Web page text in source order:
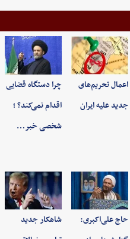
اعمال تحریم‌های
جدید علیه ایران
چرا دستگاه قضایی
اقدام نمی‌کند؟ ؛
شخصی خبر…
حاج علی‌اکبری:
شاهکار جدید